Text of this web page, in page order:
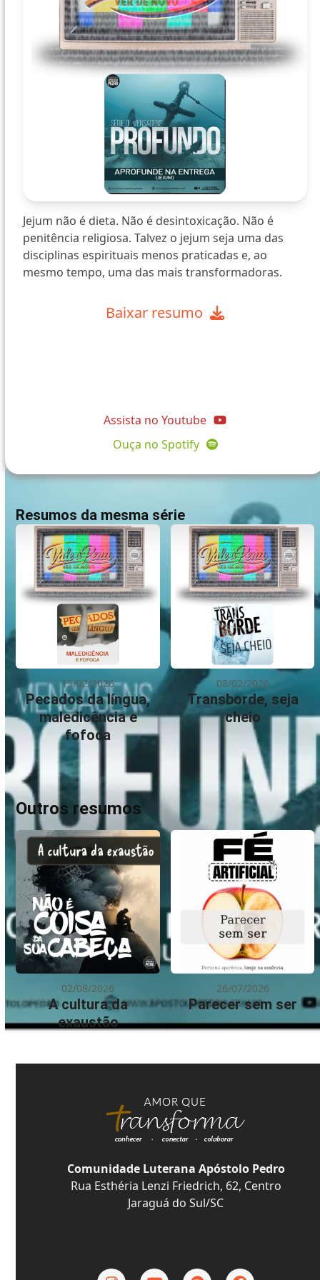
Jejum não é dieta. Não é desintoxicação. Não é
penitência religiosa. Talvez o jejum seja uma das
disciplinas espirituais menos praticadas e, ao
mesmo tempo, uma das mais transformadoras.
Baixar resumo
Assista no Youtube
Ouça no Spotify
Resumos da mesma série
15/02/2026
Pecados da língua,
maledicência e
fofoca
08/02/2026
Transborde, seja
cheio
Outros resumos
02/08/2026
A cultura da
exaustão
26/07/2026
Parecer sem ser
Comunidade Luterana Apóstolo Pedro
Rua Esthéria Lenzi Friedrich, 62, Centro
Jaraguá do Sul/SC